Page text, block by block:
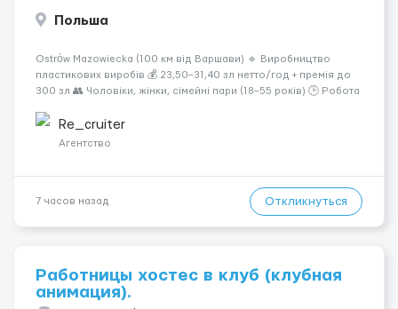
Польша
Ostrów Mazowiecka (100 км від Варшави) 🔹 Виробництво
пластикових виробів 💰 23,50–31,40 зл нетто/год + премія до
300 зл 👥 Чоловіки, жінки, сімейні пари (18–55 років) 🕒 Робота
житло — 400 зл. 📦 Обов...
Re_cruiter
Агентство
7 часов назад Откликнуться
Работницы хостес в клуб (клубная
анимация).